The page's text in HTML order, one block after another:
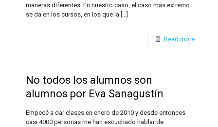
maneras diferentes. En nuestro caso, el caso más extremo
se da en los cursos, en los que la […]
Read more
No todos los alumnos son
alumnos por Eva Sanagustín
Empecé a dar clases en enero de 2010 y desde entonces
casi 4000 personas me han escuchado hablar de